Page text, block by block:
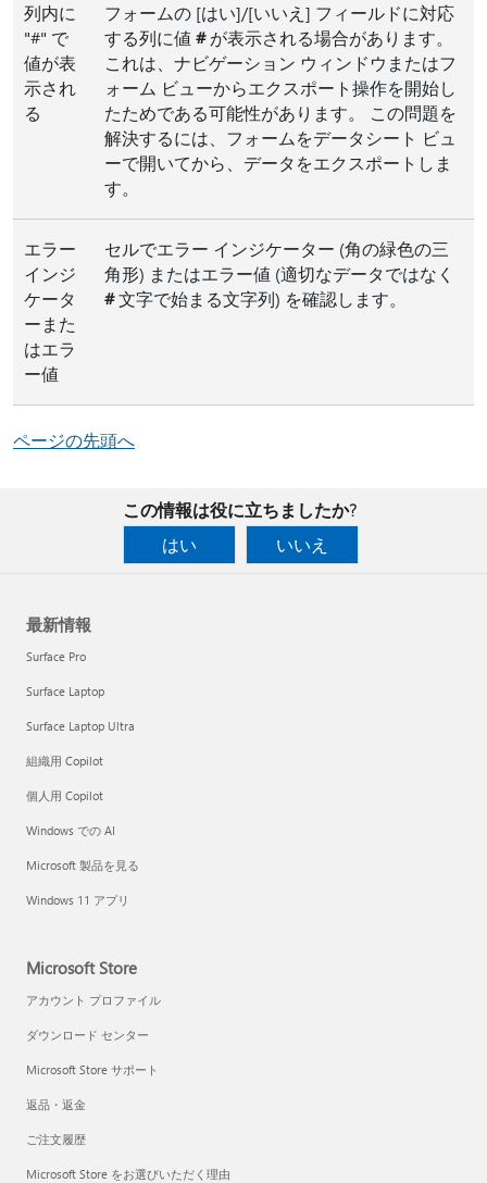
列内に
"#" で
値が表
示され
る
フォームの [はい]/[いいえ] フィールドに対応
する列に値 #が表示される場合があります。
これは、ナビゲーション ウィンドウまたはフ
ォーム ビューからエクスポート操作を開始し
たためである可能性があります。 この問題を
解決するには、フォームをデータシート ビュ
ーで開いてから、データをエクスポートしま
す。
エラー
インジ
ケータ
ーまた
はエラ
ー値
セルでエラー インジケーター (角の緑色の三
角形) またはエラー値 (適切なデータではなく
#文字で始まる文字列) を確認します。
ページの先頭へ
この情報は役に立ちましたか?
はい
いいえ
最新情報
Surface Pro
Surface Laptop
Surface Laptop Ultra
組織用 Copilot
個人用 Copilot
Windows での AI
Microsoft 製品を見る
Windows 11 アプリ
Microsoft Store
アカウント プロファイル
ダウンロード センター
Microsoft Store サポート
返品・返金
ご注文履歴
Microsoft Store をお選びいただく理由